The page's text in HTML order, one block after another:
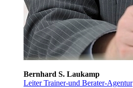
Bernhard S. Laukamp
Leiter Trainer-und Berater-Agentur